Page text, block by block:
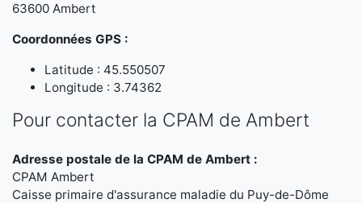
63600 Ambert
Coordonnées GPS :
Latitude : 45.550507
Longitude : 3.74362
Pour contacter la CPAM de Ambert
Adresse postale de la CPAM de Ambert :
CPAM Ambert
Caisse primaire d'assurance maladie du Puy-de-Dôme